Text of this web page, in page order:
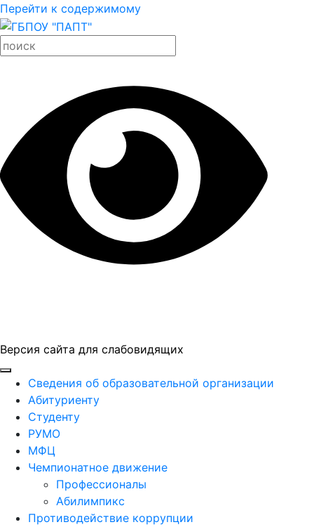
Перейти к содержимому
Версия сайта для слабовидящих
ГБПОУ "ПАПТ"
Сведения об образовательной организации
Абитуриенту
Студенту
РУМО
МФЦ
Чемпионатное движение
Профессионалы
Абилимпикс
Противодействие коррупции